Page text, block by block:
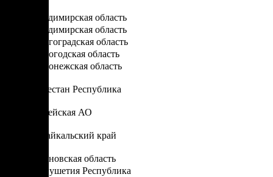
Владимирская область
Владимирская область
Волгоградская область
Вологодская область
Воронежская область
Дагестан Республика
Еврейская АО
Забайкальский край
Ивановская область
Ингушетия Республика